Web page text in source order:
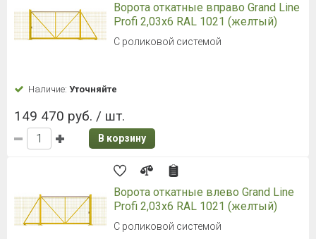
Ворота откатные вправо Grand Line
Profi 2,03x6 RAL 1021 (желтый)
С роликовой системой
Наличие: Уточняйте
149 470 руб. / шт.
В корзину
Ворота откатные влево Grand Line
Profi 2,03x6 RAL 1021 (желтый)
С роликовой системой